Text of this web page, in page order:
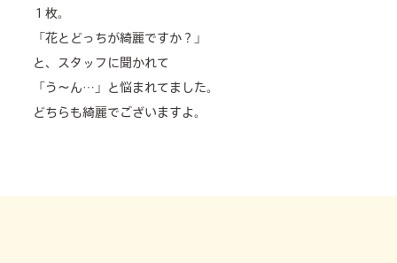
１枚。
「花とどっちが綺麗ですか？」
と、スタッフに聞かれて
「う～ん…」と悩まれてました。
どちらも綺麗でございますよ。